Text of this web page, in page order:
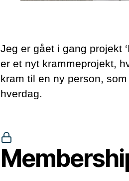
Jeg er gået i gang projekt
er et nyt krammeprojekt,
kram til en ny person,
hverdag.